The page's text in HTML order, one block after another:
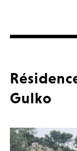
Gulko